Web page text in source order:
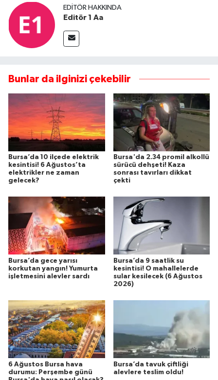
EDITÖR HAKKINDA
Editör 1 Aa
Bunlar da ilginizi çekebilir
Bursa’da 10 ilçede elektrik
kesintisi! 6 Ağustos’ta
elektrikler ne zaman
gelecek?
Bursa'da 2.34 promil alkollü
sürücü dehşeti! Kaza
sonrası tavırları dikkat
çekti
Bursa’da gece yarısı
korkutan yangın! Yumurta
işletmesini alevler sardı
Bursa’da 9 saatlik su
kesintisi! O mahallelerde
sular kesilecek (6 Ağustos
2026)
6 Ağustos Bursa hava
durumu: Perşembe günü
Bursa’da tavuk çiftliği
alevlere teslim oldu!